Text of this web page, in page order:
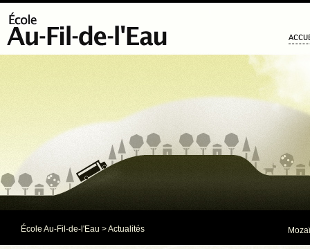
École Au-Fil-de-l'Eau >Actualités